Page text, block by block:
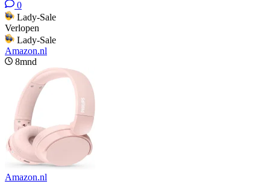
0
Lady-Sale
Verlopen
Lady-Sale
Amazon.nl
8mnd
Amazon.nl